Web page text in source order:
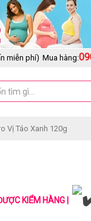
miễn phí) Mua hàng:
Vị Táo Xanh 120g
KIỂM HÀNG |